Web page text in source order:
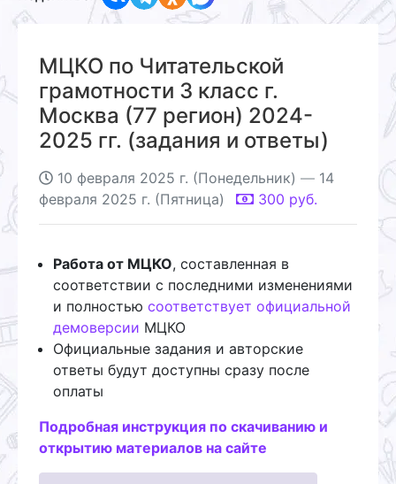
МЦКО по Читательской
грамотности 3 класс г.
Москва (77 регион) 2024-
2025 гг. (задания и ответы)
10 февраля 2025 г. (Понедельник) — 14
февраля 2025 г. (Пятница)
300 руб.
Работа от МЦКО, составленная в
соответствии с последними изменениями
и полностью соответствует официальной
демоверсии МЦКО
Официальные задания и авторские
ответы будут доступны сразу после
оплаты
Подробная инструкция по скачиванию и
открытию материалов на сайте